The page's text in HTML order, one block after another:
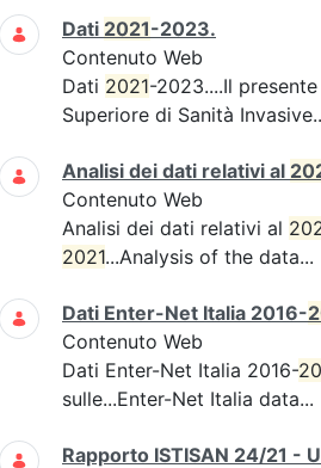
Dati 2021-2023.
Contenuto Web
Dati 2021-2023....Il
Superiore di Sanità
Analisi dei dati relativi al
Contenuto Web
Analisi dei dati relativi al
2021...Analysis of the data...
Dati Enter-Net Italia 2016-
Contenuto Web
Dati Enter-Net Italia 2016-
sulle...Enter-Net Italia data...
Rapporto ISTISAN 24/21 -